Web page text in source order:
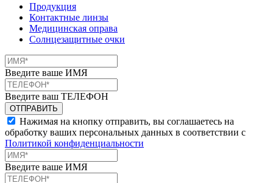
Продукция
Контактные линзы
Медицинская оправа
Солнцезащитные очки
Введите ваше ИМЯ
Введите ваш ТЕЛЕФОН
Нажимая на кнопку отправить, вы соглашаетесь на
обработку ваших персональных данных в соответствии с
Политикой конфиденциальности
Введите ваше ИМЯ